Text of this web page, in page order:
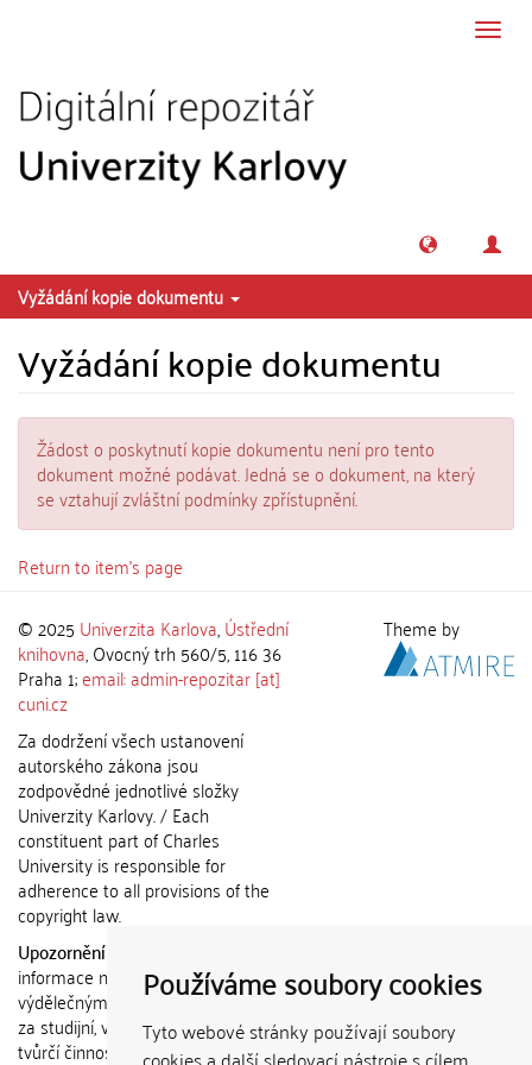
Používáme soubory cookies
Tyto webové stránky používají soubory
Vyžádání kopie dokumentu
Vyžádání kopie dokumentu
Žádost o poskytnutí kopie dokumentu není pro tento
dokument možné podávat. Jedná se o dokument, na který
se vztahují zvláštní podmínky zpřístupnění.
Return to item's page
© 2025 Univerzita Karlova,Ústřední
knihovna, Ovocný trh 560/5, 116 36
Praha 1;email: admin-repozitar [at]
cuni.cz
Za dodržení všech ustanovení
autorského zákona jsou
zodpovědné jednotlivé složky
Univerzity Karlovy. / Each
constituent part of Charles
University is responsible for
adherence to all provisions of the
copyright law.
Upozornění / Notice:
informace nemohou být použity k
výdělečným účelům nebo vydávány
za studijní, vědeckou nebo jinou
tvůrčí činnost jiné osoby než autora.
Theme by